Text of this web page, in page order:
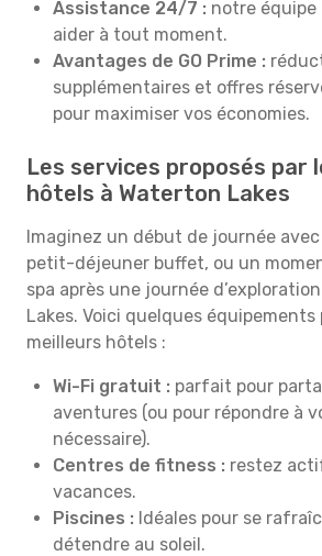
Assistance 24/7 : notre équipe
aider à tout moment.
Avantages de GO Prime :
supplémentaires et offres
pour maximiser vos économies.
Les services proposés par
hôtels à Waterton Lakes
Imaginez un début de journée
petit-déjeuner buffet, ou un
spa après une journée
Lakes. Voici quelques équipements
meilleurs hôtels :
Wi-Fi gratuit : parfait pour
aventures (ou pour répondre à
nécessaire).
Centres de fitness : restez
vacances.
Piscines : Idéales pour se
détendre au soleil.